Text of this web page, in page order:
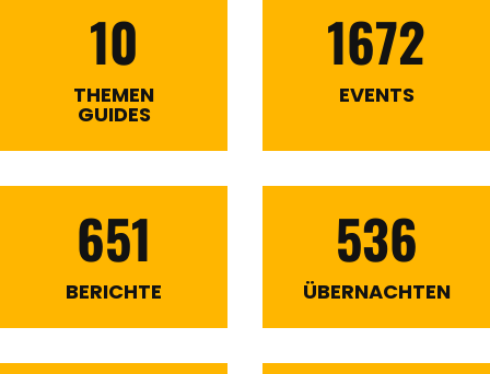
10
THEMEN
GUIDES
1672
EVENTS
651
BERICHTE
536
ÜBERNACHTEN